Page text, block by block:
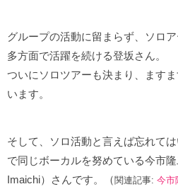
グループの活動に留まらず、ソロ
多方面で活躍を続ける登坂さん。
ついにソロツアーも決まり、ます
います。
そして、ソロ活動と言えば忘れて
で同じボーカルを努めている今市
Imaichi）さんです。（ 関連記事: 今市